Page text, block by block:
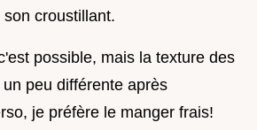
croustillant.
possible, mais la texture des
peu différente après
je préfère le manger frais!